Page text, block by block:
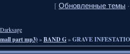
[ Обновленные темы ·
Darksage
part mp3)»BAND G»GRAVE